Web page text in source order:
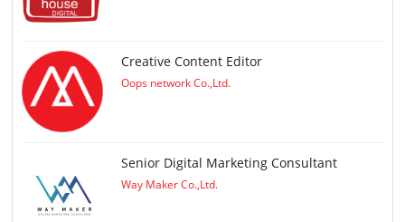
Creative Content Editor
Oops network Co.,Ltd.
Senior Digital Marketing Consultant
Way Maker Co.,Ltd.